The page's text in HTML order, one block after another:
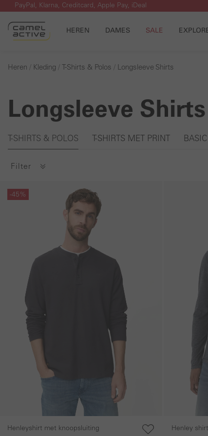
naar de hoofdinhoud
Ga naar de zoekopdracht
Ga naar de hoofdnavigatie
PayPal, Klarna, Creditcard, Apple Pay, iDeal
HEREN DAMES SALE
Heren Kleding T-Shirts & Polos Longsleeve Shirts
Longsleeve Shirts
Galerie overslaan
T-SHIRTS & POLOS T-SHIRTS MET PRINT BASIC
Filter
-45%
Henleyshirt met knoopsluiting
Henley